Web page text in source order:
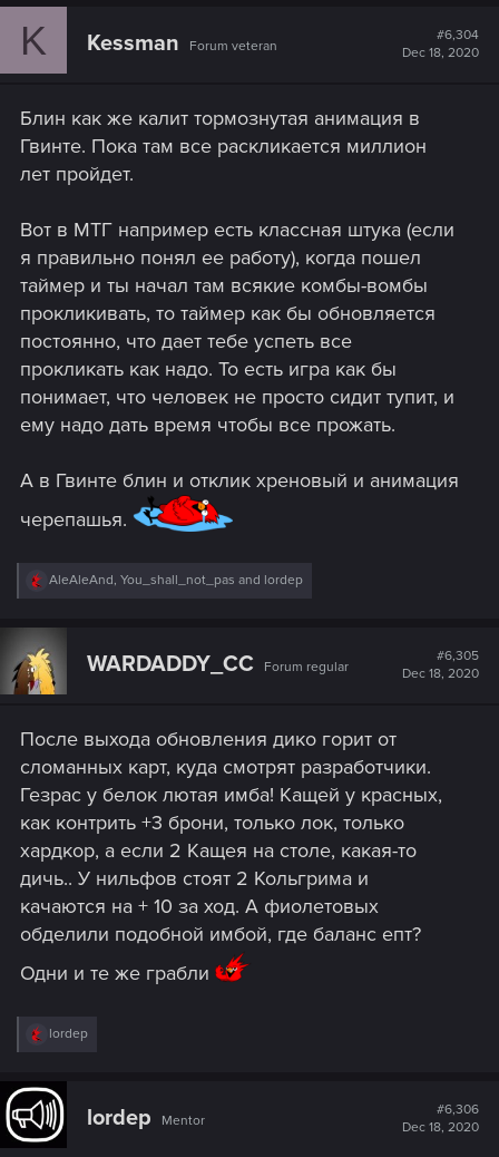
c
:
K Kessman Forum veteran
#6,304
Dec 18, 2020
Блин как же калит тормознутая анимация в
Гвинте. Пока там все раскликается миллион
лет пройдет.
Вот в МТГ например есть классная штука (если
я правильно понял ее работу), когда пошел
таймер и ты начал там всякие комбы-вомбы
прокликивать, то таймер как бы обновляется
постоянно, что дает тебе успеть все
прокликать как надо. То есть игра как бы
понимает, что человек не просто сидит тупит, и
ему надо дать время чтобы все прожать.
А в Гвинте блин и отклик хреновый и анимация
черепашья.
R
c
t
i
o
:
AleAleAnd, You_shall_not_pas and lordep
WARDADDY_CC Forum regular
#6,305
Dec 18, 2020
После выхода обновления дико горит от
сломанных карт, куда смотрят разработчики.
Гезрас у белок лютая имба! Кащей у красных,
как контрить +3 брони, только лок, только
хардкор, а если 2 Кащея на столе, какая-то
дичь.. У нильфов стоят 2 Кольгрима и
качаются на + 10 за ход. А фиолетовых
обделили подобной имбой, где баланс епт?
Одни и те же грабли
R
c
t
i
o
lordep
lordep Mentor
#6,306
Dec 18, 2020